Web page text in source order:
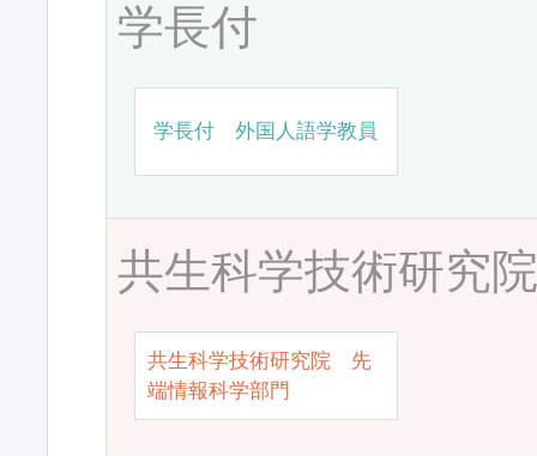
学長付
学長付 外国人語学教員
共生科学技術研究
共生科学技術研究院 先
端情報科学部門